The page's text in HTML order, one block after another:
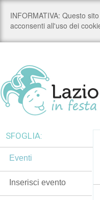
SFOGLIA:
Eventi
Inserisci evento